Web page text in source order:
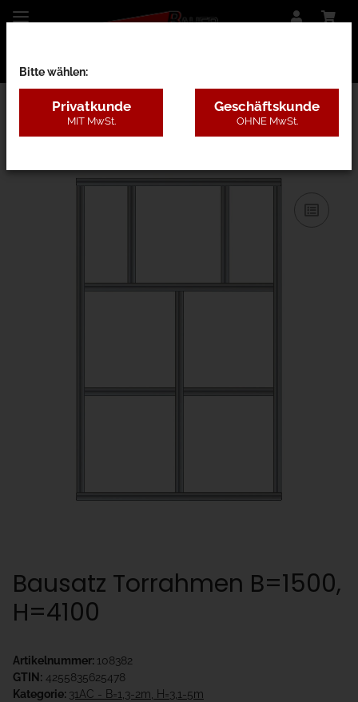
31AC - B=1,3-2m, H=3,1-5m
Bausatz Torrahmen B=1500,
H=4100
Artikelnummer: 108382
GTIN: 4255835625478
Kategorie: 31AC - B=1,3-2m, H=3,1-5m
Bitte wählen:
Privatkunde
MIT MwSt.
Geschäftskunde
OHNE MwSt.